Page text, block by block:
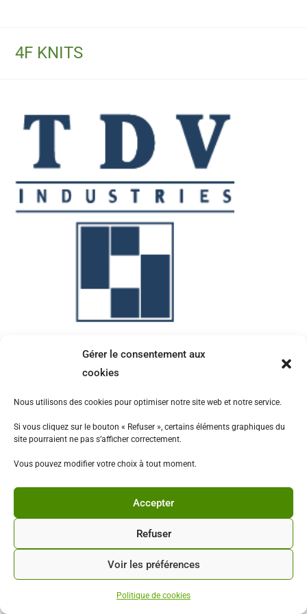
Gérer le consentement aux
cookies
Nous utilisons des cookies pour optimiser notre site web et notre service.
Si vous cliquez sur le bouton « Refuser », certains éléments graphiques du
site pourraient ne pas s’afficher correctement.
Vous pouvez modifier votre choix à tout moment.
Accepter
Refuser
Voir les préférences
Politique de cookies
4F KNITS
Copyright - WordPress Theme by OceanWP